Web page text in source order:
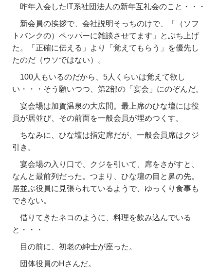
昨年入会したIT系社団法人の新年互礼会のこと・・・
新会員の挨拶で、会社説明そっちのけで、「（ソフ
トバンクの）ペッパーに雑談させてます」とぶち上げ
た。「正確に伝える」より「覚えてもらう」を優先し
たのだ（ウソではない）。
100人もいるのだから、5人くらいは覚えて欲し
い・・・そう願いつつ、第2部の「宴会」にのぞんだ。
宴会場は加賀温泉の大広間。最上席のひな壇には役
員が居並び、その前面を一般会員が埋めつくす。
ちなみに、ひな壇は指定席だが、一般会員席はクジ
引き。
宴会場の入り口で、クジを引いて、席をさがすと、
なんと最前列だった。つまり、ひな壇の目と鼻の先。
居並ぶ役員に見張られているようで、 ゆっくり食事も
できない。
借りてきたネコのように、料理を飲み込んでいる
と・・・
目の前に、初老の紳士が座った。
団体役員のHさんだ。